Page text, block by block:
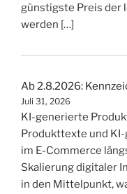
günstigste Preis der
werden […]
Ab 2.8.2026:
Juli 31, 2026
KI-generierte
Produkttexte und
im E-Commerce
Skalierung digitaler
in den Mittelpunkt,